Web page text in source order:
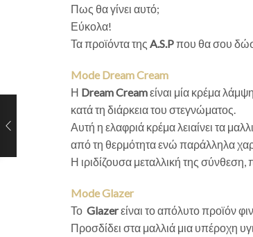
Πως θα γίνει αυτό;
Εύκολα!
Τα προϊόντα της A.S.Pπου θα σου
Mode Dream Cream
Η Dream Creamείναι μία κρέμα
κατά τη διάρκεια του στεγνώματος.
Αυτή η ελαφριά κρέμα λειαίνει τα
από τη θερμότητα ενώ παράλληλα
Η ιριδίζουσα μεταλλική της σύνθεση,
Mode Glazer
Το Glazerείναι το απόλυτο προϊόν
Προσδίδει στα μαλλιά μια υπέροχη